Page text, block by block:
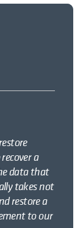
a
data that
takes not
restore a
to our